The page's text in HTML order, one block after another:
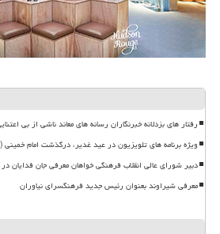
رفتار های بزدلانه خبرنگاران رسانه های معاند ناشی از بی
ویژه برنامه های تلویزیون در عید غدیر، درگذشت امام خمینی (ره) و
دبیر شورای عالی انقلاب فرهنگی خواهان معرفی جان فدایان
معرفی شیراوند بعنوان رئیس جدید فرهنگسرای نیاوران